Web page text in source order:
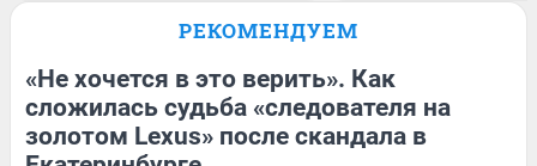
РЕКОМЕНДУЕМ
«Не хочется в это верить». Как
сложилась судьба «следователя на
золотом Lexus» после скандала в